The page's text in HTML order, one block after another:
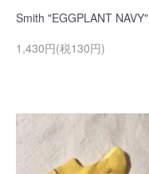
Smith "EGGPLANT NAVY"
1,430円(税130円)